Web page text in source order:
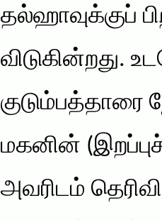
தல்ஹாவுக்குப்
விடுகின்றது.
குடும்பத்தாரை
மகனின்
அவரிடம்